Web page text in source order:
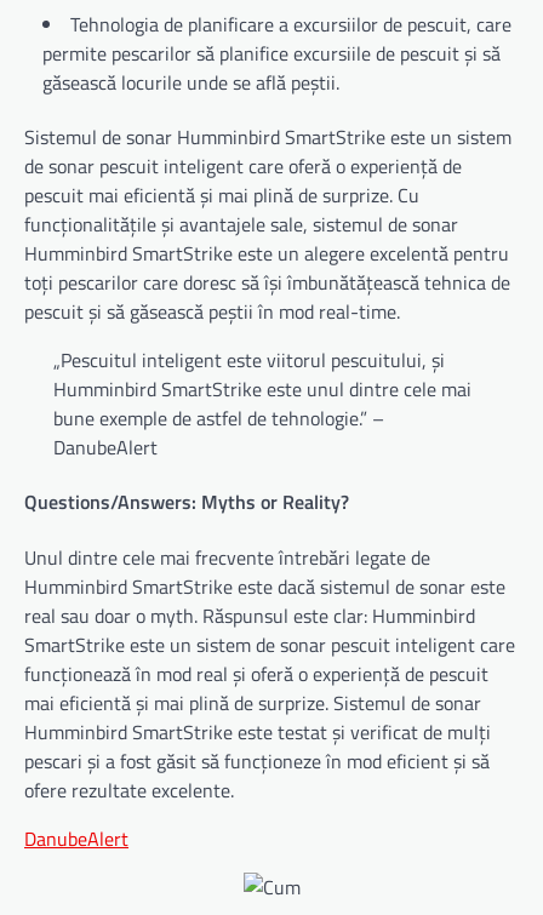
Tehnologia de planificare a excursiilor de pescuit, care
permite pescarilor să planifice excursiile de pescuit și să
găsească locurile unde se află peștii.
Sistemul de sonar Humminbird SmartStrike este un sistem
de sonar pescuit inteligent care oferă o experiență de
pescuit mai eficientă și mai plină de surprize. Cu
funcționalitățile și avantajele sale, sistemul de sonar
Humminbird SmartStrike este un alegere excelentă pentru
toți pescarilor care doresc să își îmbunătățească tehnica de
pescuit și să găsească peștii în mod real-time.
„Pescuitul inteligent este viitorul pescuitului, și
Humminbird SmartStrike este unul dintre cele mai
bune exemple de astfel de tehnologie.” –
DanubeAlert
Questions/Answers: Myths or Reality?
Unul dintre cele mai frecvente întrebări legate de
Humminbird SmartStrike este dacă sistemul de sonar este
real sau doar o myth. Răspunsul este clar: Humminbird
SmartStrike este un sistem de sonar pescuit inteligent care
funcționează în mod real și oferă o experiență de pescuit
mai eficientă și mai plină de surprize. Sistemul de sonar
Humminbird SmartStrike este testat și verificat de mulți
pescari și a fost găsit să funcționeze în mod eficient și să
ofere rezultate excelente.
DanubeAlert